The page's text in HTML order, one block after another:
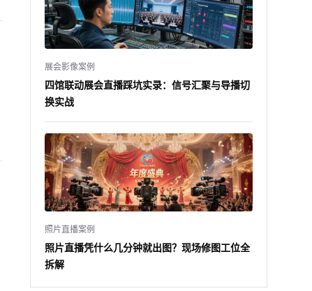
展会影像案例
四馆联动展会直播踩坑实录：信号汇聚与导播切
换实战
照片直播案例
照片直播凭什么几分钟就出图？现场修图工位全
拆解